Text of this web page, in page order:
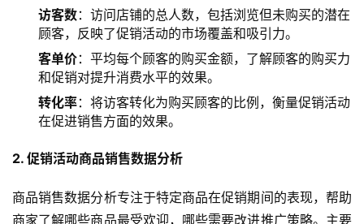
访客数：访问店铺的总人数，包括浏览但未购买的潜在
顾客，反映了促销活动的市场覆盖和吸引力。
客单价：平均每个顾客的购买金额，了解顾客的购买力
和促销对提升消费水平的效果。
转化率：将访客转化为购买顾客的比例，衡量促销活动
在促进销售方面的效果。
2. 促销活动商品销售数据分析
商品销售数据分析专注于特定商品在促销期间的表现，帮助
商家了解哪些商品最受欢迎，哪些需要改进推广策略。主要